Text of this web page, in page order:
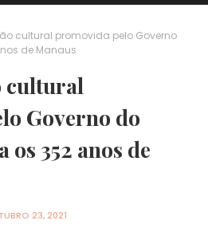
cultural promovida pelo Governo
de Manaus
cultural
Governo do
os 352 anos de
23, 2021